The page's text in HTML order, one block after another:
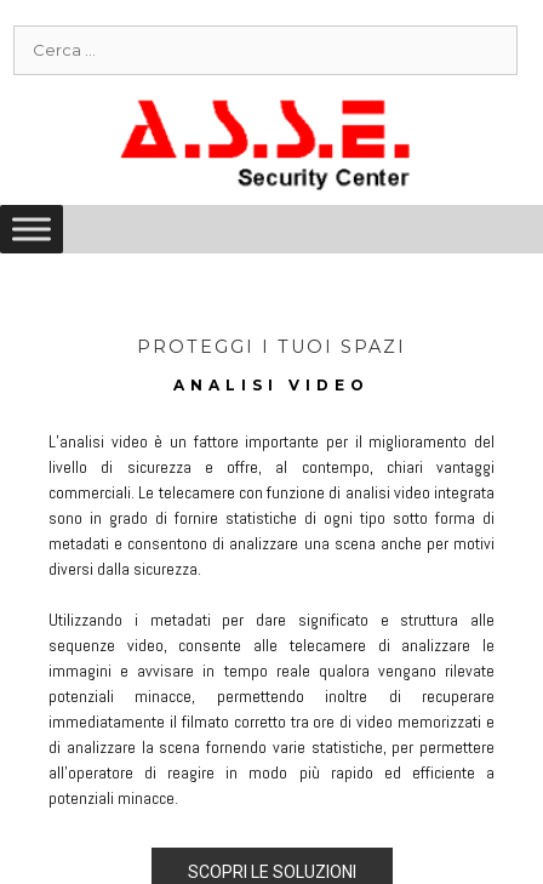
PROTEGGI I TUOI SPAZI
A N A L I S I V I D E O
L’analisi video è un fattore importante per il miglioramento del
livello di sicurezza e offre, al contempo, chiari vantaggi
commerciali. Le telecamere con funzione di analisi video integrata
sono in grado di fornire statistiche di ogni tipo sotto forma di
metadati e consentono di analizzare una scena anche per motivi
diversi dalla sicurezza.
Utilizzando i metadati per dare significato e struttura alle
sequenze video, consente alle telecamere di analizzare le
immagini e avvisare in tempo reale qualora vengano rilevate
potenziali minacce, permettendo inoltre di recuperare
immediatamente il filmato corretto tra ore di video memorizzati e
di analizzare la scena fornendo varie statistiche, per permettere
all’operatore di reagire in modo più rapido ed efficiente a
potenziali minacce.
SCOPRI LE SOLUZIONI
Scopri di più